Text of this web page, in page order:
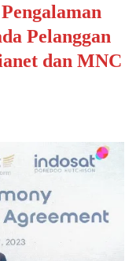
Pelanggan
dan MNC